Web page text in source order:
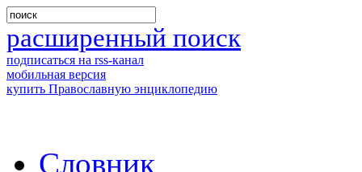
расширенный поиск
подписаться на rss-канал
мобильная версия
купить Православную энциклопедию
Словник